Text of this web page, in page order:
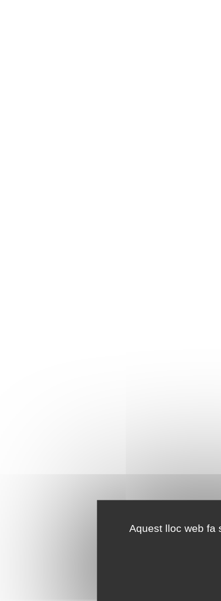
Aquest lloc web fa